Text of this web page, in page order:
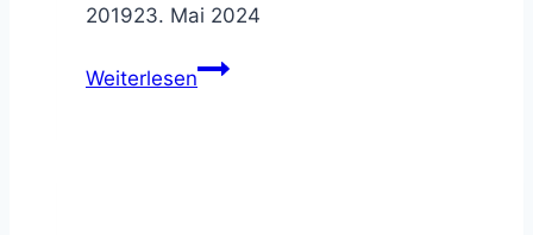
201923. Mai 2024
WeiterlesenJedes